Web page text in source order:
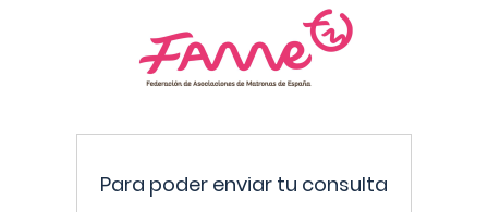
Para poder enviar tu consulta